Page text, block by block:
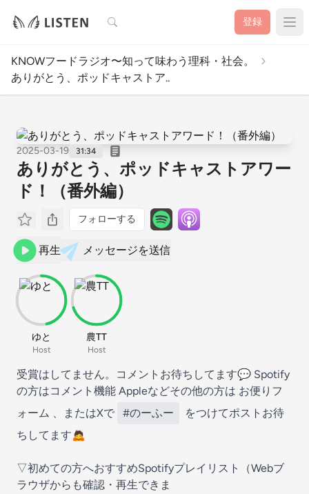
検索 登録
KNOWフードラジオ〜知って味わう理科・社会。
ありがとう、ポッドキャストア..
2025-03-19 31:34
ありがとう、ポッドキャストアワー
ド！（番外編）
フォローする
再生 メッセージを送信
ゆと
Host
農TT
Host
受賞はしてません。コメントお待ちしてます💬 Spotify
の方はコメント機能 Appleなどその他の方は ⁠ ⁠⁠⁠お便りフ
ォーム⁠⁠ 、またはXで #のーふー
をつけてポストお待
ちしてます🙇
▽初めての方へおすすめSpotifyプレイリスト（Webブ
ラウザからも確認・再生できま